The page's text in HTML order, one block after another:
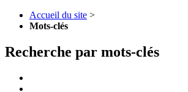
Accueil du site >
Mots-clés
Recherche par mots-clés